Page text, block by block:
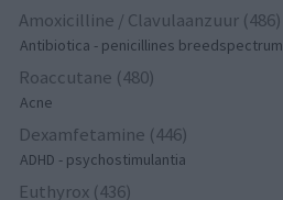
Amoxicilline / Clavulaanzuur (486)
Antibiotica - penicillines breedspectrum
Roaccutane (480)
Acne
Dexamfetamine (446)
ADHD - psychostimulantia
Euthyrox (436)